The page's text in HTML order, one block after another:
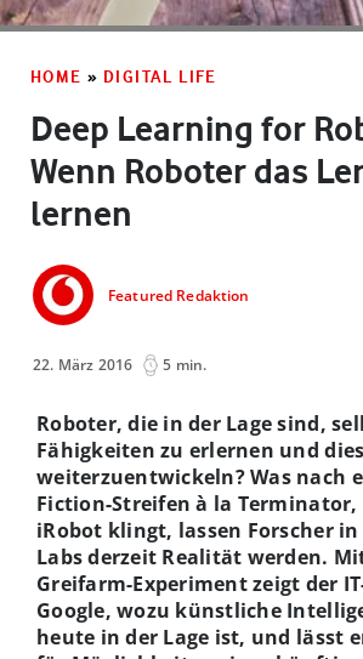
HOME » DIGITAL LIFE
Deep Learning for
Wenn Roboter das
lernen
Featured Redaktion
22. März 2016 5 min.
Roboter, die in der Lage sind,
Fähigkeiten zu erlernen und
weiterzuentwickeln? Was nach
Fiction-Streifen à la
iRobot klingt, lassen Forscher in
Labs derzeit Realität werden.
Greifarm-Experiment zeigt der
Google, wozu künstliche
heute in der Lage ist, und lässt